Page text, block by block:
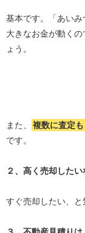
基本です。「あいみ
大きなお金が動く
ょう。
また、 複数に査定も
です。
２、高く売却した
すぐ売却したい、と